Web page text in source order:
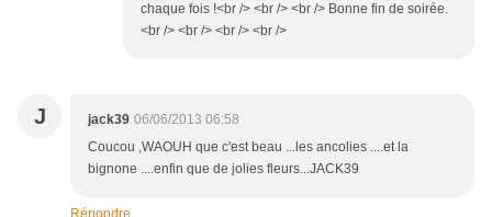
chaque fois !<br /> <br /> <br /> Bonne fin de soirée.
<br /> <br /> <br /> <br />
J jack39 06/06/2013 06:58
Coucou ,WAOUH que c'est beau ...les ancolies ....et la
bignone ....enfin que de jolies fleurs...JACK39
Répondre